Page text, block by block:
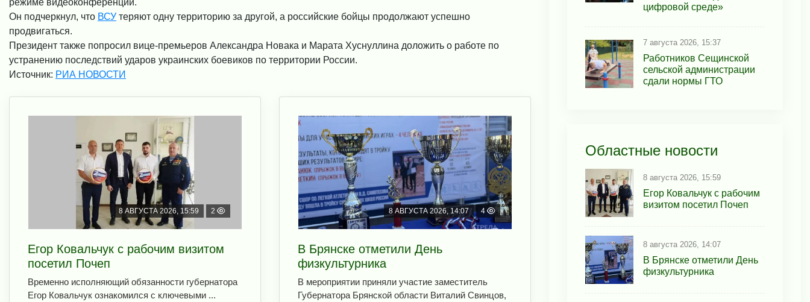
Он подчеркнул, что ВСУ теряют одну территорию за другой, а российские бойцы продолжают успешно
продвигаться.
Президент также попросил вице-премьеров Александра Новака и Марата Хуснуллина доложить о работе по
устранению последствий ударов украинских боевиков по территории России.
Источник: РИА НОВОСТИ
8 АВГУСТА 2026, 15:59 2
Егор Ковальчук с рабочим визитом
посетил Почеп
Временно исполняющий обязанности губернатора
Егор Ковальчук ознакомился с ключевыми ...
8 АВГУСТА 2026, 14:07 4
В Брянске отметили День
физкультурника
В мероприятии приняли участие заместитель
Губернатора Брянской области Виталий Свинцов,
цифровой среде»
7 августа 2026, 15:37
Работников Сещинской
сельской администрации
сдали нормы ГТО
Областные новости
8 августа 2026, 15:59
Егор Ковальчук с рабочим
визитом посетил Почеп
8 августа 2026, 14:07
В Брянске отметили День
физкультурника